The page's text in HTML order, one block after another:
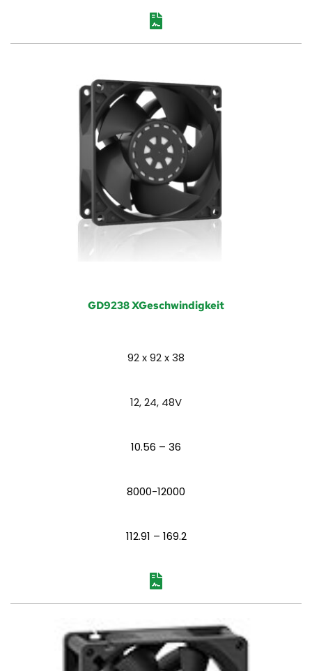
GD9238 XGeschwindigkeit
92 x 92 x 38
12, 24, 48V
10.56 – 36
8000-12000
112.91 – 169.2